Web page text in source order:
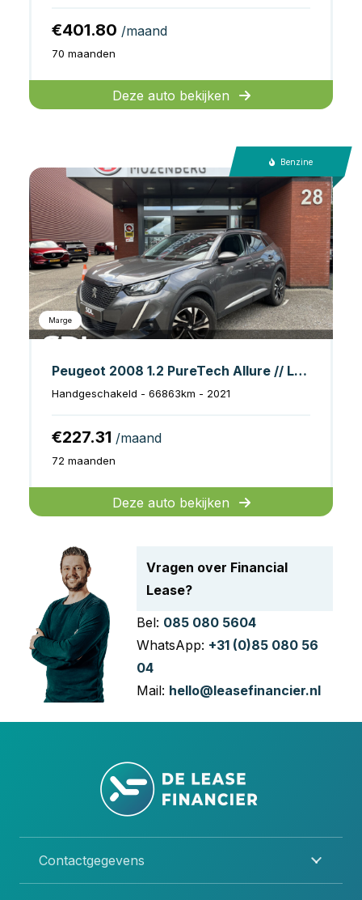
€401.80 /maand
70 maanden
Deze auto bekijken
Benzine
Marge
Peugeot 2008 1.2 PureTech Allure // LED // HALF LEDER // 3D COCKPIT // CAMERA+SENSOREN // NAVI+CARPLAY //
Handgeschakeld - 66863km - 2021
€227.31 /maand
72 maanden
Deze auto bekijken
Vragen over Financial
Lease?
Bel: 085 080 5604
WhatsApp: +31 (0)85 080 56
04
Mail: hello@leasefinancier.nl
Contactgegevens